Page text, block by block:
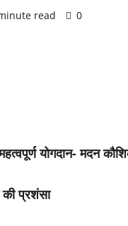
read 0
योगदान- मदन
की प्रशंसा